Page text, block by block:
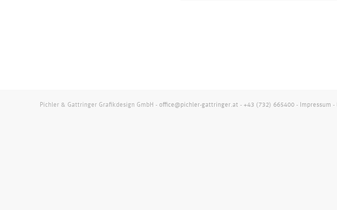
Pichler & Gattringer Grafikdesign GmbH - office@pichler-gattringer.at - +43 (732) 665400 - Impressum -